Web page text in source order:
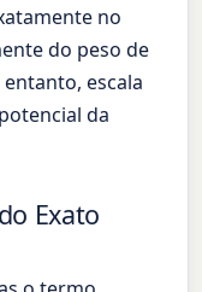
no
do peso de
escala
da
Exato